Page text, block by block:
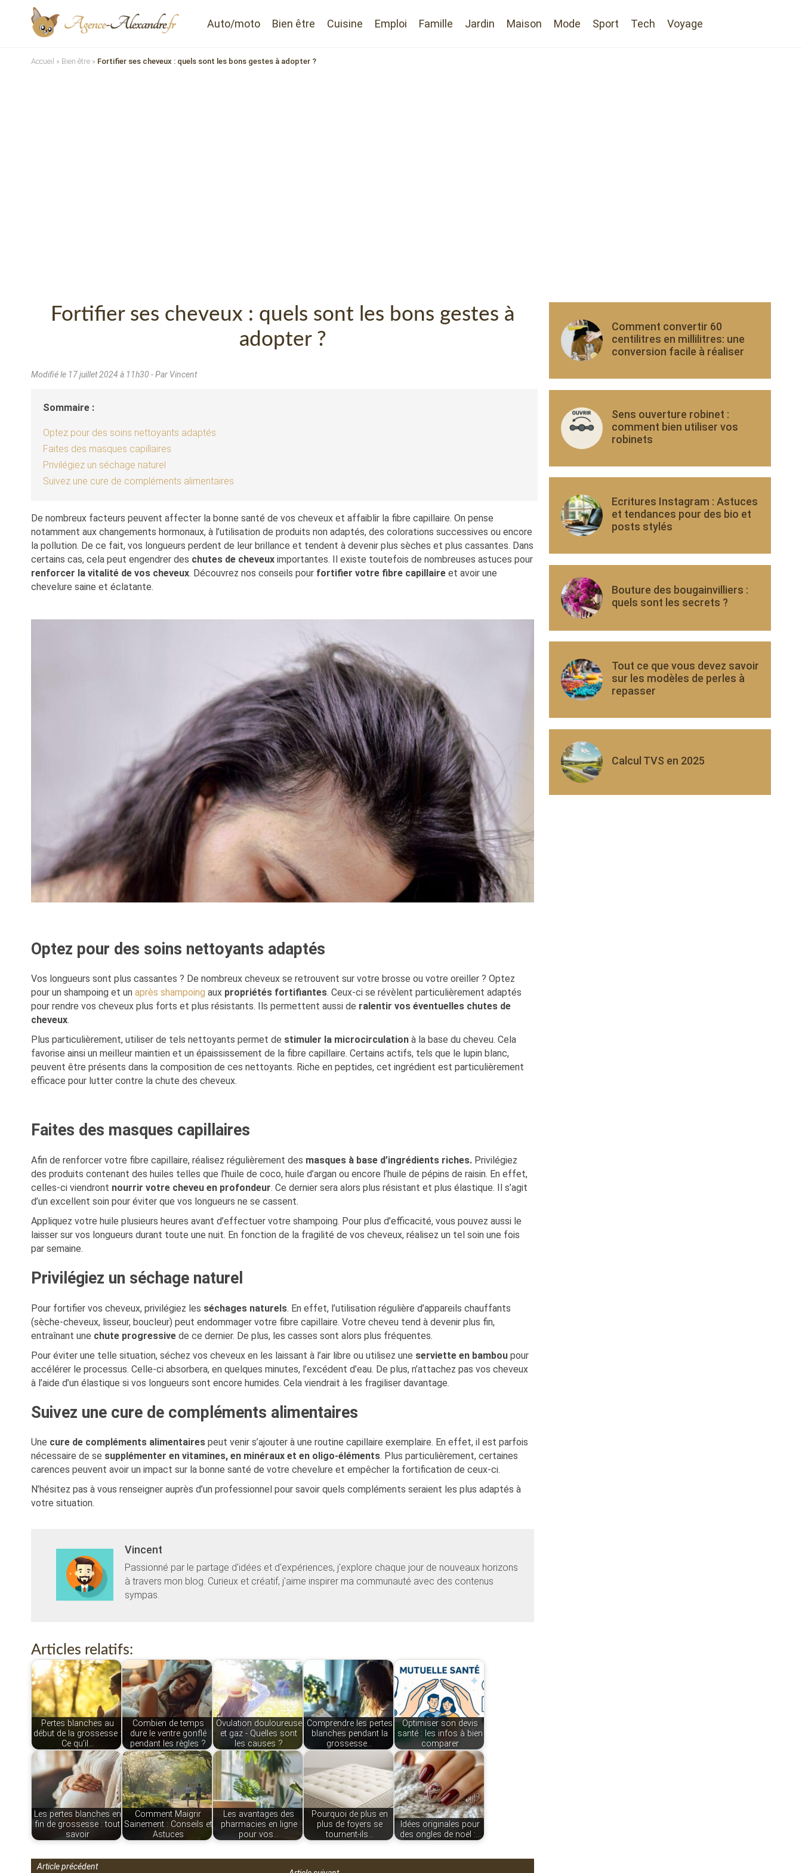
Auto/moto Bien être Cuisine Emploi Famille Jardin Maison Mode Sport Tech Voyage
Accueil » Bien être » Fortifier ses cheveux : quels sont les bons gestes à adopter ?
Fortifier ses cheveux : quels sont les bons gestes à
adopter ?
Modifié le 17 juillet 2024 à 11h30 - Par Vincent
Sommaire :
Optez pour des soins nettoyants adaptés
Faites des masques capillaires
Privilégiez un séchage naturel
Suivez une cure de compléments alimentaires
De nombreux facteurs peuvent affecter la bonne santé de vos cheveux et affaiblir la fibre capillaire. On pense
notamment aux changements hormonaux, à l’utilisation de produits non adaptés, des colorations successives ou encore
la pollution. De ce fait, vos longueurs perdent de leur brillance et tendent à devenir plus sèches et plus cassantes. Dans
certains cas, cela peut engendrer des chutes de cheveux importantes. Il existe toutefois de nombreuses astuces pour
renforcer la vitalité de vos cheveux. Découvrez nos conseils pour fortifier votre fibre capillaire et avoir une
chevelure saine et éclatante.
Optez pour des soins nettoyants adaptés
Vos longueurs sont plus cassantes ? De nombreux cheveux se retrouvent sur votre brosse ou votre oreiller ? Optez
pour un shampoing et un après shampoing aux propriétés fortifiantes. Ceux-ci se révèlent particulièrement adaptés
pour rendre vos cheveux plus forts et plus résistants. Ils permettent aussi de ralentir vos éventuelles chutes de
cheveux.
Plus particulièrement, utiliser de tels nettoyants permet de stimuler la microcirculation à la base du cheveu. Cela
favorise ainsi un meilleur maintien et un épaississement de la fibre capillaire. Certains actifs, tels que le lupin blanc,
peuvent être présents dans la composition de ces nettoyants. Riche en peptides, cet ingrédient est particulièrement
efficace pour lutter contre la chute des cheveux.
Faites des masques capillaires
Afin de renforcer votre fibre capillaire, réalisez régulièrement des masques à base d’ingrédients riches. Privilégiez
des produits contenant des huiles telles que l’huile de coco, huile d’argan ou encore l’huile de pépins de raisin. En effet,
celles-ci viendront nourrir votre cheveu en profondeur. Ce dernier sera alors plus résistant et plus élastique. Il s’agit
d’un excellent soin pour éviter que vos longueurs ne se cassent.
Appliquez votre huile plusieurs heures avant d’effectuer votre shampoing. Pour plus d’efficacité, vous pouvez aussi le
laisser sur vos longueurs durant toute une nuit. En fonction de la fragilité de vos cheveux, réalisez un tel soin une fois
par semaine.
Privilégiez un séchage naturel
Pour fortifier vos cheveux, privilégiez les séchages naturels. En effet, l’utilisation régulière d’appareils chauffants
(sèche-cheveux, lisseur, boucleur) peut endommager votre fibre capillaire. Votre cheveu tend à devenir plus fin,
entraînant une chute progressive de ce dernier. De plus, les casses sont alors plus fréquentes.
Pour éviter une telle situation, séchez vos cheveux en les laissant à l’air libre ou utilisez une serviette en bambou pour
accélérer le processus. Celle-ci absorbera, en quelques minutes, l’excédent d’eau. De plus, n’attachez pas vos cheveux
à l’aide d’un élastique si vos longueurs sont encore humides. Cela viendrait à les fragiliser davantage.
Suivez une cure de compléments alimentaires
Une cure de compléments alimentaires peut venir s’ajouter à une routine capillaire exemplaire. En effet, il est parfois
nécessaire de se supplémenter en vitamines, en minéraux et en oligo-éléments. Plus particulièrement, certaines
carences peuvent avoir un impact sur la bonne santé de votre chevelure et empêcher la fortification de ceux-ci.
N’hésitez pas à vous renseigner auprès d’un professionnel pour savoir quels compléments seraient les plus adaptés à
votre situation.
Vincent
Passionné par le partage d'idées et d'expériences, j'explore chaque jour de nouveaux horizons
à travers mon blog. Curieux et créatif, j'aime inspirer ma communauté avec des contenus
sympas.
Articles relatifs:
Pertes blanches au
début de la grossesse :
Ce qu'il…
Combien de temps
dure le ventre gonflé
pendant les règles ?
Ovulation douloureuse
et gaz - Quelles sont
les causes ?
Comprendre les pertes
blanches pendant la
grossesse…
Optimiser son devis
santé : les infos à bien
comparer
Les pertes blanches en
fin de grossesse : tout
savoir
Comment Maigrir
Sainement : Conseils et
Astuces
Les avantages des
pharmacies en ligne
pour vos…
Pourquoi de plus en
plus de foyers se
tournent-ils…
Idées originales pour
des ongles de noël :…
Article précédent
Comment convertir 60
centilitres en millilitres: une
conversion facile à réaliser
Sens ouverture robinet :
comment bien utiliser vos
robinets
Ecritures Instagram : Astuces
et tendances pour des bio et
posts stylés
Bouture des bougainvilliers :
quels sont les secrets ?
Tout ce que vous devez savoir
sur les modèles de perles à
repasser
Calcul TVS en 2025